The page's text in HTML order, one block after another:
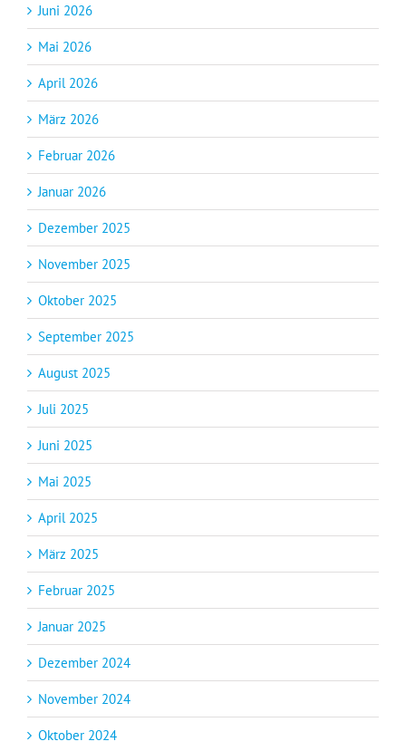
Juni 2026
Mai 2026
April 2026
März 2026
Februar 2026
Januar 2026
Dezember 2025
November 2025
Oktober 2025
September 2025
August 2025
Juli 2025
Juni 2025
Mai 2025
April 2025
März 2025
Februar 2025
Januar 2025
Dezember 2024
November 2024
Oktober 2024